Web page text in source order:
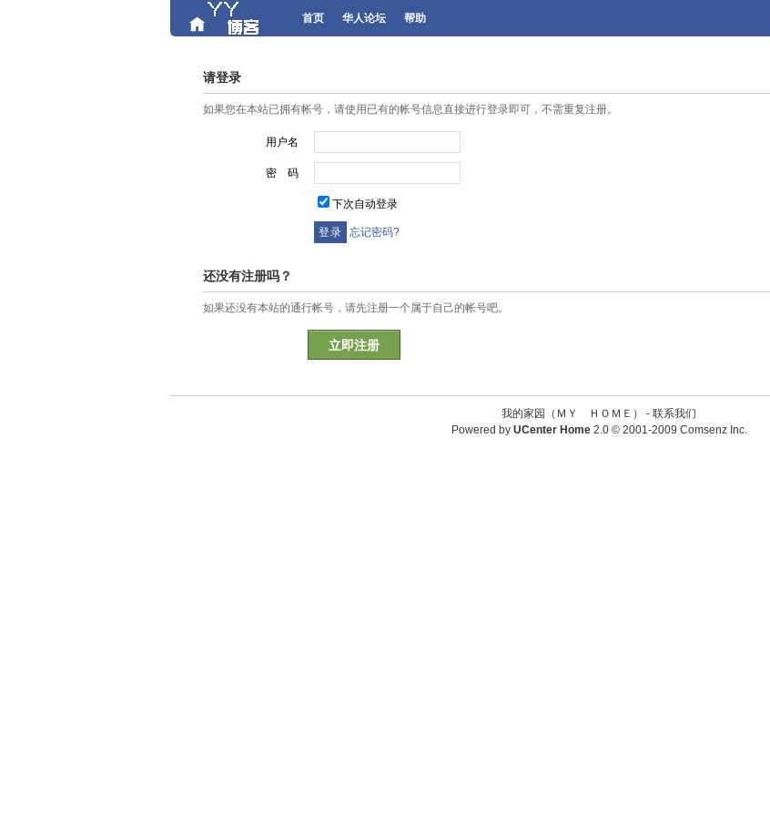
首页 华人论坛 帮助
请登录
如果您在本站已拥有帐号，请使用已有的帐号信息直接进行登录即可，不需重复注册。
用户名
密 码
下次自动登录
忘记密码?
还没有注册吗？
如果还没有本站的通行帐号，请先注册一个属于自己的帐号吧。
立即注册
我的家园（ＭＹ ＨＯＭＥ） - 联系我们
Powered by UCenter Home 2.0© 2001-2009 Comsenz Inc.